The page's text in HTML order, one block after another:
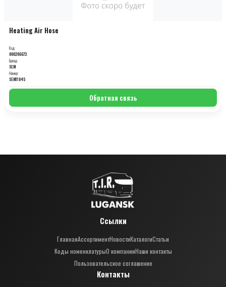
Heating Air Hose
Код:
000206673
Бренд:
SEM
Номер:
SEM11845
Обратная связь
Ссылки
ГлавнаяАссортиментНовостиКаталогиСтатьи
Коды номенклатурыО компанииНаши контакты
Пользовательское соглашение
Контакты